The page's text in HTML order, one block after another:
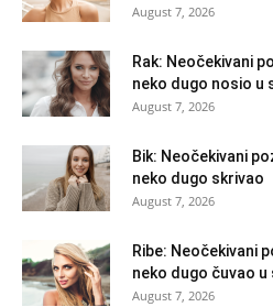
August 7, 2026
Rak: Neočekivani
neko dugo nosio u
August 7, 2026
Bik: Neočekivani
neko dugo skrivao
August 7, 2026
Ribe: Neočekivani
neko dugo čuvao u
August 7, 2026